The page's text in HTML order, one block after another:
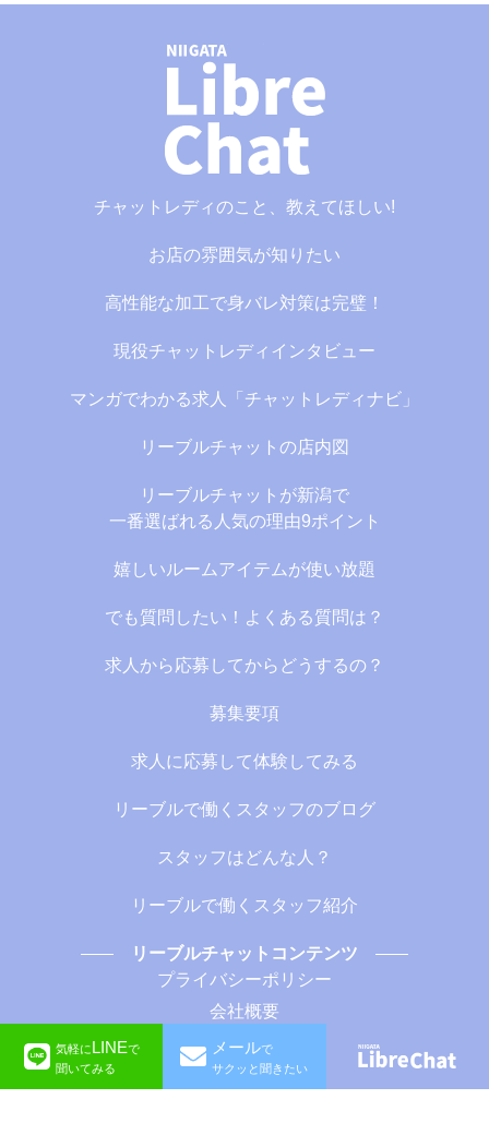
チャットレディのこと、教えてほしい!
お店の雰囲気が知りたい
高性能な加工で身バレ対策は完璧！
現役チャットレディインタビュー
マンガでわかる求人「チャットレディナビ」
リーブルチャットの店内図
リーブルチャットが新潟で
一番選ばれる人気の理由9ポイント
嬉しいルームアイテムが使い放題
でも質問したい！よくある質問は？
求人から応募してからどうするの？
募集要項
求人に応募して体験してみる
リーブルで働くスタッフのブログ
スタッフはどんな人？
リーブルで働くスタッフ紹介
リーブルチャットコンテンツ
プライバシーポリシー
会社概要
©︎LibreChat
気軽にLINEで
聞いてみる
メールで
サクッと聞きたい